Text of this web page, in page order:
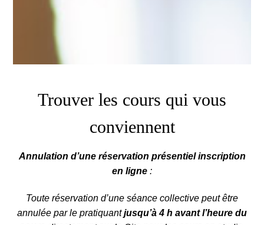
Trouver les cours qui vous
conviennent
Annulation d’une réservation présentiel inscription
en ligne :
Toute réservation d’une séance collective peut être
annulée par le pratiquantjusqu’à 4 h avant l’heure du